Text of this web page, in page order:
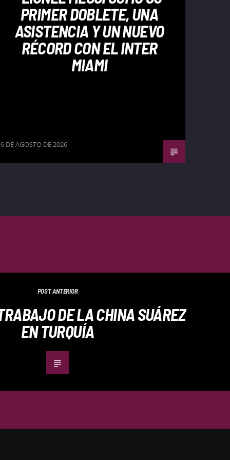
PRIMER DOBLETE, UNA
ASISTENCIA Y UN NUEVO
RÉCORD CON EL INTER
MIAMI
6 DE AGOSTO DE 2026
POST ANTERIOR
DE LA CHINA SUÁREZ
EN TURQUÍA